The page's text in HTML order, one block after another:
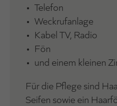
• Telefon
• Weckrufanlage
• Kabel TV, Radio
• Fön
• und einem kleinen
Für die Pflege sind
Seifen sowie ein